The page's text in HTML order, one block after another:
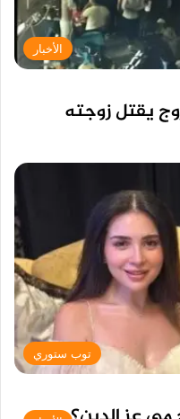
الأخبار
4 شهور.. زوج يقتل زوجته
توب ستوري